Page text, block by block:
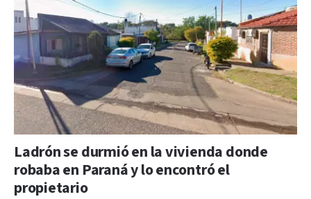
Ladrón se durmió en la vivienda donde
robaba en Paraná y lo encontró el
propietario